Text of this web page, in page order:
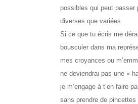
possibles qui peut passer
diverses que variées.
Si ce que tu écris me
bousculer dans ma
mes croyances ou
ne deviendrai pas une «
je m’engage à t’en faire
sans prendre de